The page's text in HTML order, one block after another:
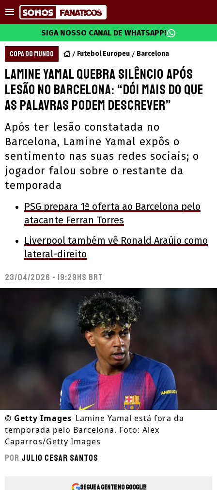
SIGA NOSSO CANAL DE WHATSAPP!
COPA DO MUNDO Futebol Europeu Barcelona
Lamine Yamal quebra silêncio após
lesão no Barcelona: “Dói mais do que
as palavras podem descrever”
Após ter lesão constatada no
Barcelona, Lamine Yamal expôs o
sentimento nas suas redes sociais; o
jogador falou sobre o restante da
temporada
PSG prepara 1ª oferta ao Barcelona pelo
atacante Ferran Torres
Liverpool também vê Ronald Araújo como
lateral-direito
23/04/2026 - 19:29hs BRT
© Getty Images Lamine Yamal está fora da
temporada pelo Barcelona. Foto: Alex
Caparros/Getty Images
Por Julio Cesar Santos
Segue a gente no Google!